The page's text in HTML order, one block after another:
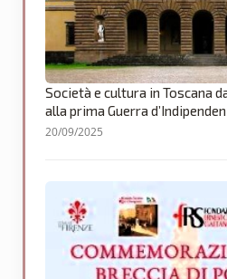
Società e cultura in Toscana
alla prima Guerra
20/09/2025